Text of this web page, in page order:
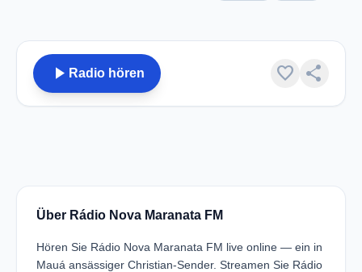
play_arrow Radio hören favorite share
Über Rádio Nova Maranata FM
Hören Sie Rádio Nova Maranata FM live online — ein in
Mauá ansässiger Christian-Sender. Streamen Sie Rádio